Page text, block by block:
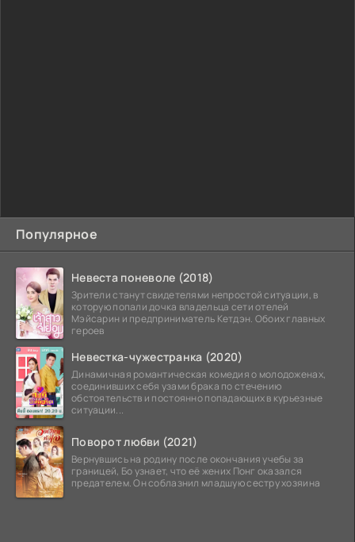
Популярное
Невеста поневоле (2018)
Зрители станут свидетелями непростой ситуации, в
которую попали дочка владельца сети отелей
Мэйсарин и предприниматель Кетдэн. Обоих главных
героев
Невестка-чужестранка (2020)
Динамичная романтическая комедия о молодоженах,
соединивших себя узами брака по стечению
обстоятельств и постоянно попадающих в курьезные
ситуации...
Поворот любви (2021)
Вернувшись на родину после окончания учебы за
границей, Бо узнает, что её жених Понг оказался
предателем. Он соблазнил младшую сестру хозяина